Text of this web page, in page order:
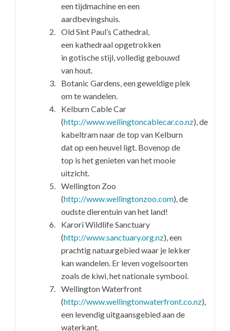
een tijdmachine en een
aardbevingshuis.
Old Sint Paul’s Cathedral,
een kathedraal opgetrokken
in gotische stijl, volledig gebouwd
van hout.
Botanic Gardens, een geweldige plek
om te wandelen.
Kelburn Cable Car
(http://www.wellingtoncablecar.co.nz), de
kabeltram naar de top van Kelburn
dat op een heuvel ligt. Bovenop de
top is het genieten van het mooie
uitzicht.
Wellington Zoo
(http://www.wellingtonzoo.com), de
oudste dierentuin van het land!
Karori Wildlife Sanctuary
(http://www.sanctuary.org.nz), een
prachtig natuurgebied waar je lekker
kan wandelen. Er leven vogelsoorten
zoals de kiwi, het nationale symbool.
Wellington Waterfront
(http://www.wellingtonwaterfront.co.nz),
een levendig uitgaansgebied aan de
waterkant.